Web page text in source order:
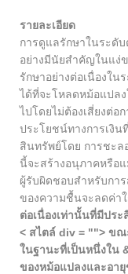
รายละเอียด
การดูแลรักษาในระดั
อย่างมีนัยสำคัญในแง่
รักษาอย่างต่อเนื่องใ
ได้ที่จะโหลดหม้อแปล
ไปโดยไม่ต้องเสี่ยงต่อ
ประโยชน์ทางการเงิน
สินทรัพย์โดย การชะล
นี้จะสร้างอนุภาคหรือ
ผู้รับผิดชอบสำหรับกา
ของความชื้นจะลดค่า
ต่อเนื่องเท่านั้นที่มีปร
< สไตล์ div = ""> ขณ
ในฐานะที่เป็นหนึ่งใน
ของหม้อแปลงและอายุ